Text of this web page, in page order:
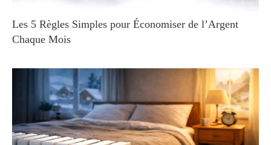
Les 5 Règles Simples pour Économiser de l’Argent
Chaque Mois